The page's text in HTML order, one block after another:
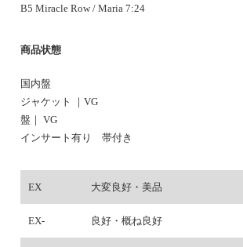
B5 Miracle Row / Maria 7:24
商品状態
国内盤
ジャケット ｜VG
盤｜ VG
インサート有り 帯付き
EX 大変良好・美品
EX- 良好・概ね良好